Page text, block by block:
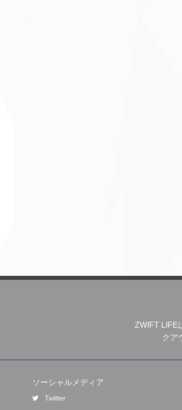
ZWIFT LIFE
クア
ソーシャルメディア
Twitter